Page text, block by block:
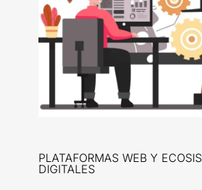
PLATAFORMAS WEB Y
DIGITALES